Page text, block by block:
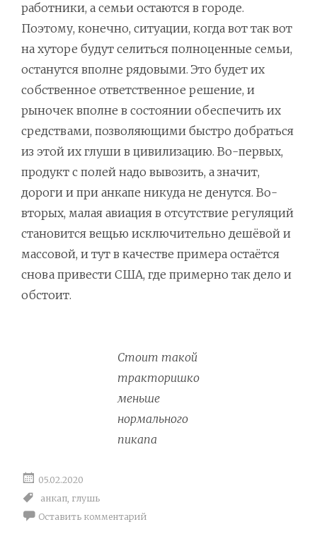
работники, а семьи остаются в городе.
Поэтому, конечно, ситуации, когда вот так вот
на хуторе будут селиться полноценные семьи,
останутся вполне рядовыми. Это будет их
собственное ответственное решение, и
рыночек вполне в состоянии обеспечить их
средствами, позволяющими быстро добраться
из этой их глуши в цивилизацию. Во-первых,
продукт с полей надо вывозить, а значит,
дороги и при анкапе никуда не денутся. Во-
вторых, малая авиация в отсутствие регуляций
становится вещью исключительно дешёвой и
массовой, и тут в качестве примера остаётся
снова привести США, где примерно так дело и
обстоит.
Стоит такой
тракторишко
меньше
нормального
пикапа
05.02.2020
анкап, глушь
Оставить комментарий